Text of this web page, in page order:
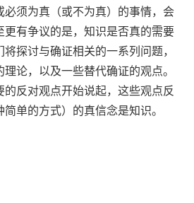
必须为真（或不为真）的事情，会
更有争议的是，知识是否真的需要
探讨与确证相关的一系列问题，
论，以及一些替代确证的观点。
反对观点开始说起，这些观点反
单的方式）的真信念是知识。